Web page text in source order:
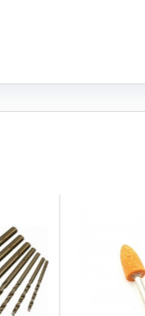
local_mall